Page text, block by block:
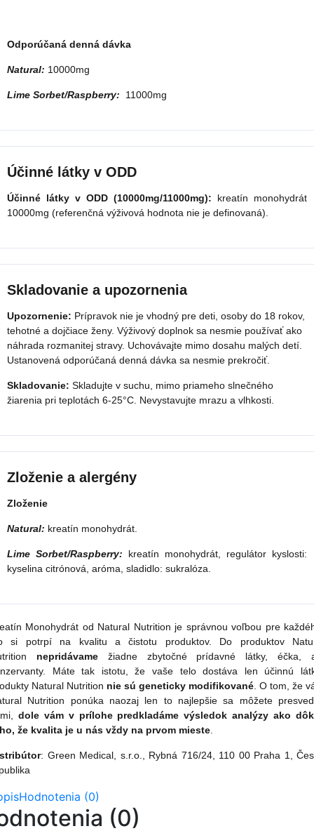
Odporúčaná denná dávka
Natural: 10000mg
Lime Sorbet/Raspberry: 11000mg
Účinné látky v ODD
Účinné látky v ODD (10000mg/11000mg): kreatín monohydrát
10000mg (referenčná výživová hodnota nie je definovaná).
Skladovanie a upozornenia
Upozornenie: Prípravok nie je vhodný pre deti, osoby do 18 rokov,
tehotné a dojčiace ženy. Výživový doplnok sa nesmie používať ako
náhrada rozmanitej stravy. Uchovávajte mimo dosahu malých detí.
Ustanovená odporúčaná denná dávka sa nesmie prekročiť.
Skladovanie: Skladujte v suchu, mimo priameho slnečného
žiarenia pri teplotách 6-25°C. Nevystavujte mrazu a vlhkosti.
Zloženie a alergény
Zloženie
Natural: kreatín monohydrát.
Lime Sorbet/Raspberry: kreatín monohydrát, regulátor kyslosti:
kyselina citrónová, aróma, sladidlo: sukralóza.
Monohydrát od Natural Nutrition je správnou voľbou pre
si potrpí na kvalitu a čistotu produktov. Do produktov
nepridávame žiadne zbytočné prídavné látky, éčka,
Máte tak istotu, že vaše telo dostáva len účinnú
Natural Nutrition nie sú geneticky modifikované . O tom, že
Nutrition ponúka naozaj len to najlepšie sa môžete
dole vám v prílohe predkladáme výsledok analýzy ako
že kvalita je u nás vždy na prvom mieste
: Green Medical, s.r.o., Rybná 716/24, 110 00 Praha 1,
Hodnotenia (0)
(0)